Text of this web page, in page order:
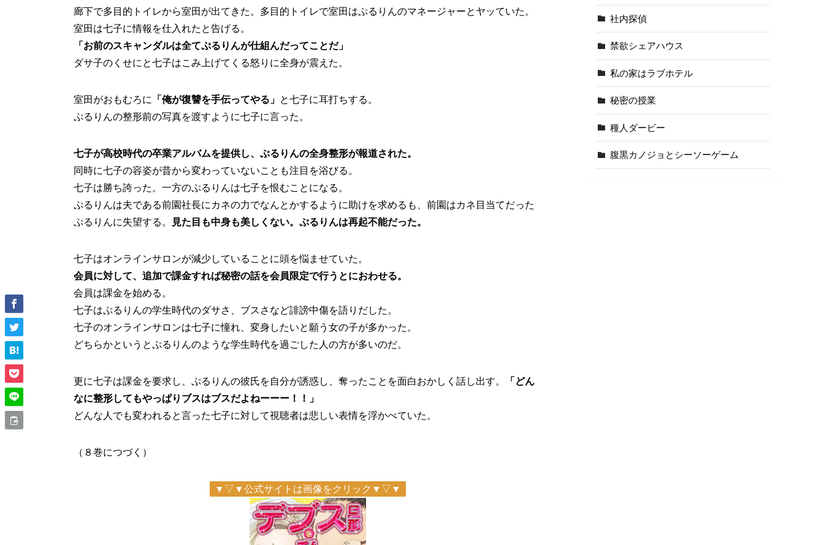
廊下で多目的トイレから室田が出てきた。多目的トイレで室田はぷるりんのマネージャーとヤッていた。
室田は七子に情報を仕入れたと告げる。
「お前のスキャンダルは全てぷるりんが仕組んだってことだ」
ダサ子のくせにと七子はこみ上げてくる怒りに全身が震えた。
室田がおもむろに 「俺が復讐を手伝ってやる」 と七子に耳打ちする。
ぷるりんの整形前の写真を渡すように七子に言った。
七子が高校時代の卒業アルバムを提供し、ぷるりんの全身整形が報道された。
同時に七子の容姿が昔から変わっていないことも注目を浴びる。
七子は勝ち誇った。一方のぷるりんは七子を恨むことになる。
ぷるりんは夫である前園社長にカネの力でなんとかするように助けを求めるも、前園はカネ目当てだった
ぷるりんに失望する。
見た目も中身も美しくない。ぷるりんは再起不能だった。
七子はオンラインサロンが減少していることに頭を悩ませていた。
会員に対して、追加で課金すれば秘密の話を会員限定で行うとにおわせる。
会員は課金を始める。
七子はぷるりんの学生時代のダサさ、ブスさなど誹謗中傷を語りだした。
七子のオンラインサロンは七子に憧れ、変身したいと願う女の子が多かった。
どちらかというとぷるりんのような学生時代を過ごした人の方が多いのだ。
更に七子は課金を要求し、ぷるりんの彼氏を自分が誘惑し、奪ったことを面白おかしく話し出す。
「どん
なに整形してもやっぱりブスはブスだよねーーー！！」
どんな人でも変われると言った七子に対して視聴者は悲しい表情を浮かべていた。
（８巻につづく）
▼▽▼公式サイトは画像をクリック▼▽▼
社内探偵
禁欲シェアハウス
私の家はラブホテル
秘密の授業
種人ダービー
腹黒カノジョとシーソーゲーム